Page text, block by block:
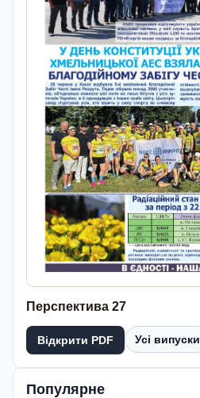
Перспектива 27
Відкрити PDF Усі випуски
Популярне